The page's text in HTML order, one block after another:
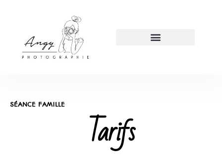
SÉANCE FAMILLE
Tarifs